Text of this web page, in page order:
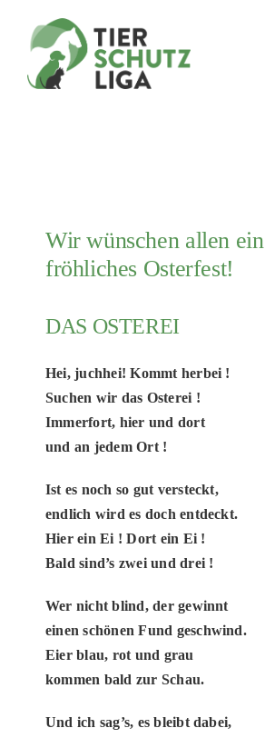
FÖRDERN & VERERBEN
4KIDS
TIERHEIME
PATENSCHAFTEN
RATGEBER
Wir wünschen allen ein
fröhliches Osterfest!
DAS OSTEREI
Hei, juchhei! Kommt herbei !
Suchen wir das Osterei !
Immerfort, hier und dort
und an jedem Ort !
Ist es noch so gut versteckt,
endlich wird es doch entdeckt.
Hier ein Ei ! Dort ein Ei !
Bald sind’s zwei und drei !
Wer nicht blind, der gewinnt
einen schönen Fund geschwind.
Eier blau, rot und grau
kommen bald zur Schau.
Und ich sag’s, es bleibt dabei,